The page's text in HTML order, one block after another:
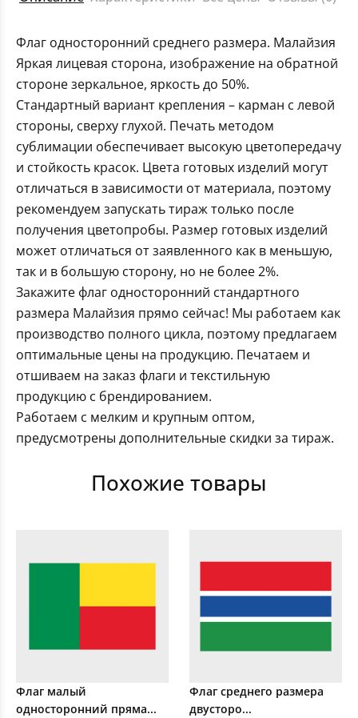
Флаг односторонний среднего размера. Малайзия
Яркая лицевая сторона, изображение на обратной
стороне зеркальное, яркость до 50%.
Стандартный вариант крепления – карман с левой
стороны, сверху глухой. Печать методом
сублимации обеспечивает высокую цветопередачу
и стойкость красок. Цвета готовых изделий могут
отличаться в зависимости от материала, поэтому
рекомендуем запускать тираж только после
получения цветопробы. Размер готовых изделий
может отличаться от заявленного как в меньшую,
так и в большую сторону, но не более 2%.
Закажите флаг односторонний стандартного
размера Малайзия прямо сейчас! Мы работаем как
производство полного цикла, поэтому предлагаем
оптимальные цены на продукцию. Печатаем и
отшиваем на заказ флаги и текстильную
продукцию с брендированием.
Работаем с мелким и крупным оптом,
предусмотрены дополнительные скидки за тираж.
Похожие товары
Флаг малый
односторонний пряма...
Флаг среднего размера
двусторо...